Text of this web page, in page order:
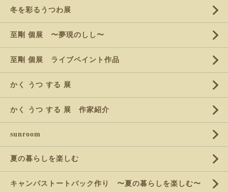
冬を彩るうつわ展
至剛 個展 〜夢現のしし〜
至剛 個展 ライブペイント作品
かく うつ する 展
かく うつ する 展 作家紹介
sunroom
夏の暮らしを楽しむ
キャンパストートバック作り 〜夏の暮らしを楽しむ〜